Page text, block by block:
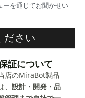
ーを通じてお聞かせい
ださい
証について
店のMiraBot製品
、 設計・開発・品